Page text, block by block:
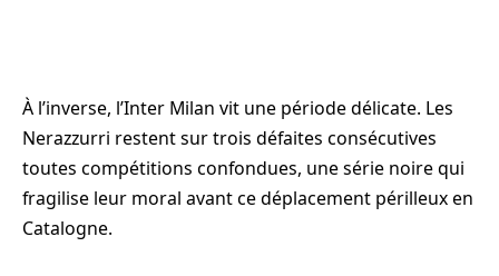
À l’inverse, l’Inter Milan vit une période délicate. Les
Nerazzurri restent sur trois défaites consécutives
toutes compétitions confondues, une série noire qui
fragilise leur moral avant ce déplacement périlleux en
Catalogne.